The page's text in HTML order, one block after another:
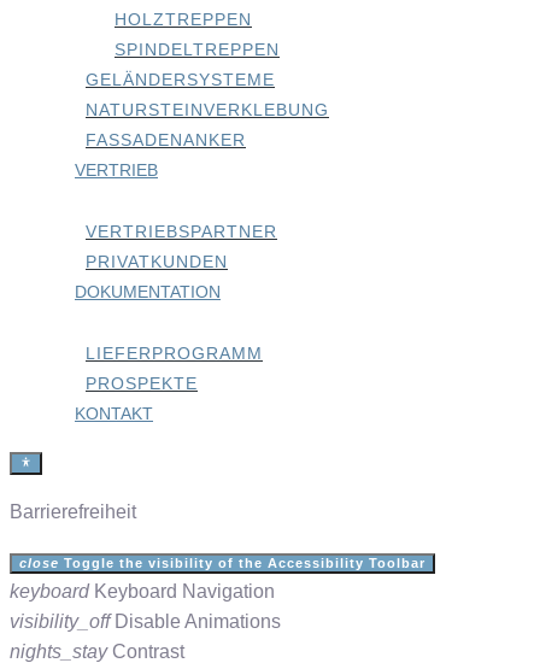
HOLZTREPPEN
SPINDELTREPPEN
GELÄNDERSYSTEME
NATURSTEINVERKLEBUNG
FASSADENANKER
VERTRIEB
VERTRIEBSPARTNER
PRIVATKUNDEN
DOKUMENTATION
LIEFERPROGRAMM
PROSPEKTE
KONTAKT
Barrierefreiheit
close Toggle the visibility of the Accessibility Toolbar
keyboard Keyboard Navigation
visibility_off Disable Animations
nights_stay Contrast